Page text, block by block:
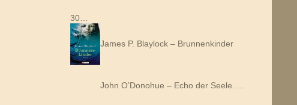
30…
James P. Blaylock – Brunnenkinder
John O’Donohue – Echo der Seele.…